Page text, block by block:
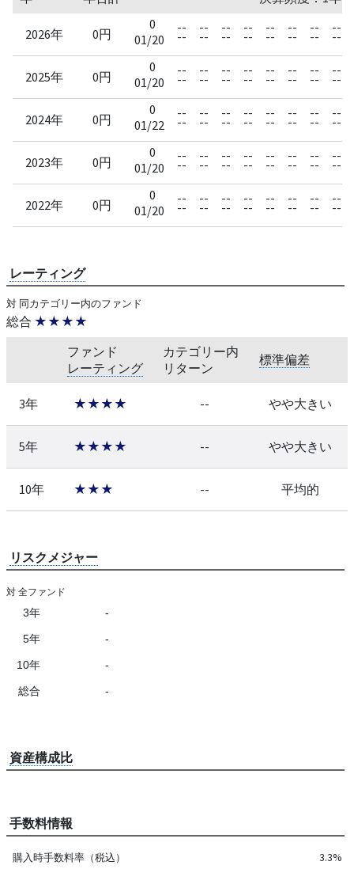
2026年 0円
0
01/20
--
--
--
--
--
--
--
--
--
--
--
--
--
--
--
--
2025年 0円
0
01/20
--
--
--
--
--
--
--
--
--
--
--
--
--
--
--
--
2024年 0円
0
01/22
--
--
--
--
--
--
--
--
--
--
--
--
--
--
--
--
2023年 0円
0
01/20
--
--
--
--
--
--
--
--
--
--
--
--
--
--
--
--
2022年 0円
0
01/20
--
--
--
--
--
--
--
--
--
--
--
--
--
--
--
--
レーティング
対 同カテゴリー内のファンド
総合 ★★★★
ファンド
レーティング
カテゴリー内
リターン
標準偏差
3年 ★★★★ -- やや大きい
5年 ★★★★ -- やや大きい
10年 ★★★ -- 平均的
リスクメジャー
対 全ファンド
3年 -
5年 -
10年 -
総合 -
資産構成比
手数料情報
購入時手数料率（税込） 3.3%